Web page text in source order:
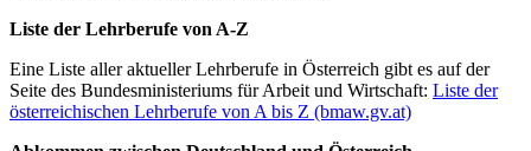
Liste der Lehrberufe von A-Z
Eine Liste aller aktueller Lehrberufe in Österreich gibt es auf der
Seite des Bundesministeriums für Arbeit und Wirtschaft: Liste der
österreichischen Lehrberufe von A bis Z (bmaw.gv.at)